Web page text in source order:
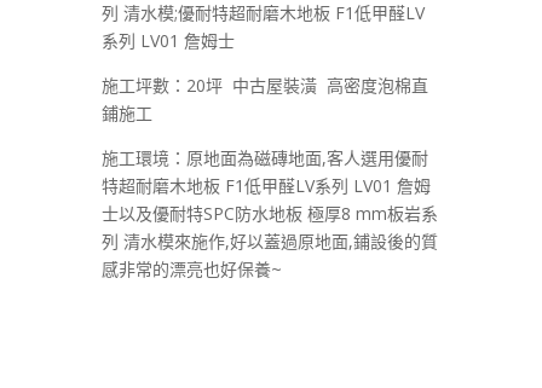
列 清水模;優耐特超耐磨木地板 F1低甲醛LV
系列 LV01 詹姆士
施工坪數：20坪 中古屋裝潢 高密度泡棉直
鋪施工
施工環境：原地面為磁磚地面,客人選用優耐
特超耐磨木地板 F1低甲醛LV系列 LV01 詹姆
士以及優耐特SPC防水地板 極厚8 mm板岩系
列 清水模來施作,好以蓋過原地面,鋪設後的質
感非常的漂亮也好保養~